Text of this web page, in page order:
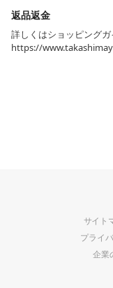
返品返金
詳しくはショッピングガ
https://
サイト
プライ
企業